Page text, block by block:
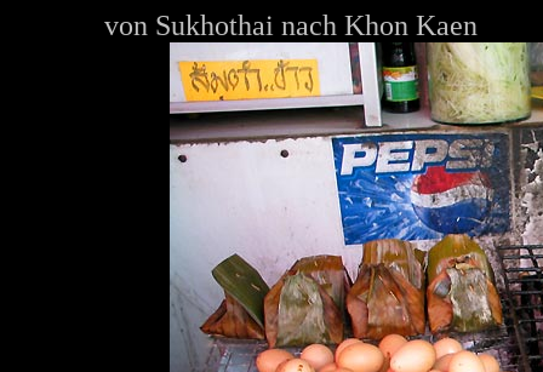
von Sukhothai nach Khon Kaen